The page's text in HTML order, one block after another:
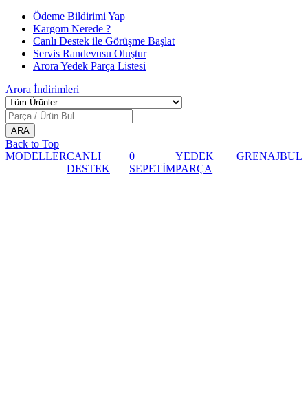
Ödeme Bildirimi Yap
Kargom Nerede ?
Canlı Destek ile Görüşme Başlat
Servis Randevusu Oluştur
Arora Yedek Parça Listesi
Arora İndirimleri
Back to Top
MODELLERCANLI
DESTEK
0
SEPETİM
YEDEK
PARÇA
GRENAJBUL